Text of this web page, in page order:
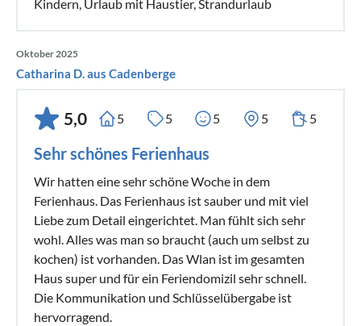
Kindern, Urlaub mit Haustier, Strandurlaub
Oktober 2025
Catharina D. aus Cadenberge
5,0 5 5 5 5 5
Sehr schönes Ferienhaus
Wir hatten eine sehr schöne Woche in dem
Ferienhaus. Das Ferienhaus ist sauber und mit viel
Liebe zum Detail eingerichtet. Man fühlt sich sehr
wohl. Alles was man so braucht (auch um selbst zu
kochen) ist vorhanden. Das Wlan ist im gesamten
Haus super und für ein Feriendomizil sehr schnell.
Die Kommunikation und Schlüsselübergabe ist
hervorragend.